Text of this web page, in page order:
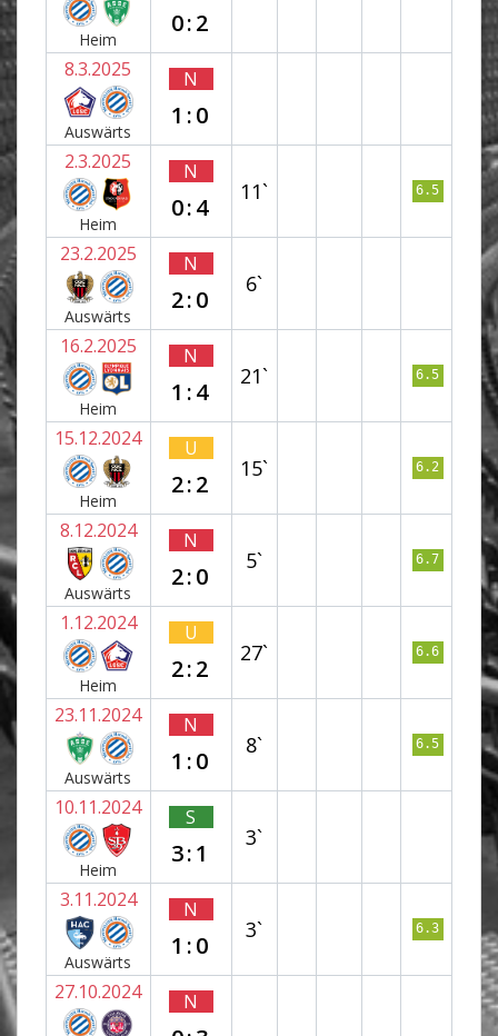
Heim
0:2
8.3.2025
Auswärts
N
1:0
2.3.2025
Heim
N
0:4
11` 6.5
23.2.2025
Auswärts
N
2:0
6`
16.2.2025
Heim
N
1:4
21` 6.5
15.12.2024
Heim
U
2:2
15` 6.2
8.12.2024
Auswärts
N
2:0
5` 6.7
1.12.2024
Heim
U
2:2
27` 6.6
23.11.2024
Auswärts
N
1:0
8` 6.5
10.11.2024
Heim
S
3:1
3`
3.11.2024
Auswärts
N
1:0
3` 6.3
27.10.2024 N